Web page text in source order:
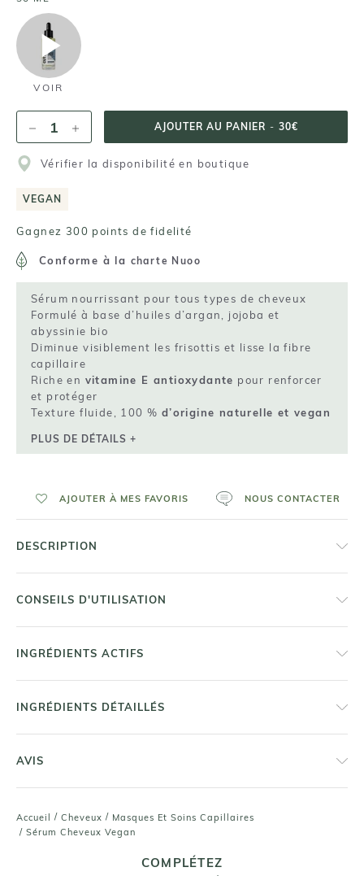
Accueil / Cheveux / Masques Et Soins Capillaires
/ Sérum Cheveux Vegan
VOIR
AJOUTER AU PANIER - 30€
Vérifier la disponibilité en boutique
VEGAN
Gagnez 300 points de fidelité
Conforme à la charte Nuoo
Sérum nourrissant pour tous types de cheveux
Formulé à base d’huiles d’argan, jojoba et
abyssinie bio
Diminue visiblement les frisottis et lisse la fibre
capillaire
Riche en vitamine E antioxydante pour renforcer
et protéger
Texture fluide, 100 % d’origine naturelle et vegan
PLUS DE DÉTAILS +
AJOUTER À MES FAVORIS NOUS CONTACTER
DESCRIPTION
CONSEILS D'UTILISATION
INGRÉDIENTS ACTIFS
INGRÉDIENTS DÉTAILLÉS
AVIS
COMPLÉTEZ